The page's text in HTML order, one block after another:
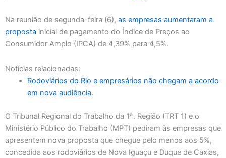
Na reunião de segunda-feira (6), as empresas aumentaram a
proposta inicial de pagamento do Índice de Preços ao
Consumidor Amplo (IPCA) de 4,39% para 4,5%.
Notícias relacionadas:
Rodoviários do Rio e empresários não chegam a acordo
em nova audiência.
O Tribunal Regional do Trabalho da 1ª. Região (TRT 1) e o
Ministério Público do Trabalho (MPT) pediram às empresas que
apresentem nova proposta que chegue pelo menos aos 5%,
concedida aos rodoviários de Nova Iguaçu e Duque de Caxias,